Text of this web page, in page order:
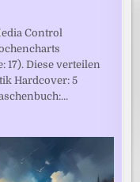
Control
17). Diese verteilen
Hardcover: 5